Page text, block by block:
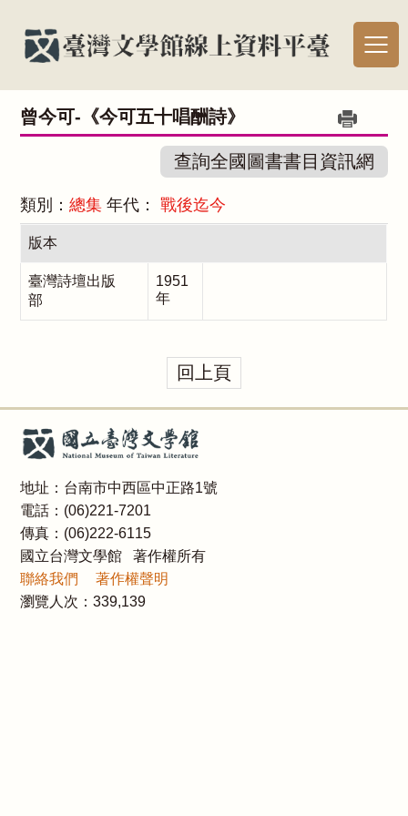
曾今可-《今可五十唱酬詩》
查詢全國圖書書目資訊網
類別：總集年代：戰後迄今
版本
臺灣詩壇出版
部
1951
年
回上頁
地址：台南市中西區中正路1號
電話：(06)221-7201
傳真：(06)222-6115
國立台灣文學館 著作權所有
聯絡我們
著作權聲明
瀏覽人次：339,139